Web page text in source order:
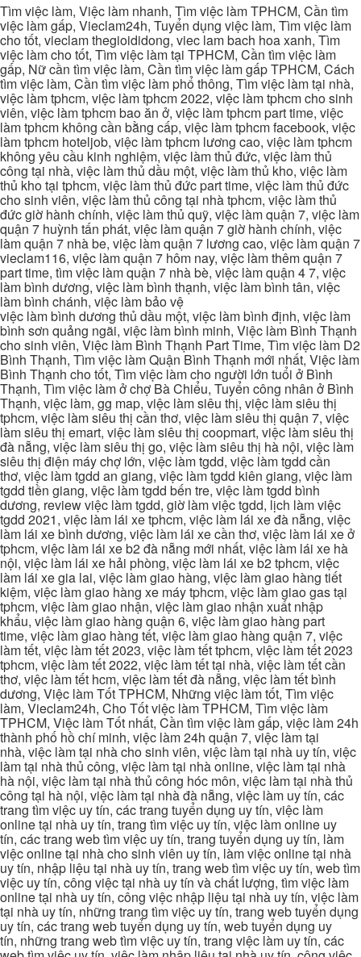
Tìm việc làm, Việc làm nhanh, Tìm việc làm TPHCM, Cần tìm
việc làm gấp, Vieclam24h, Tuyển dụng việc làm, Tìm việc làm
cho tốt, vieclam thegioididong, viec lam bach hoa xanh, Tìm
việc làm cho tốt, Tìm việc làm tại TPHCM, Cần tìm việc làm
gấp, Nữ cần tìm việc làm, Cần tìm việc làm gấp TPHCM, Cách
tìm việc làm, Cần tìm việc làm phổ thông, Tìm việc làm tại nhà,
việc làm tphcm, việc làm tphcm 2022, việc làm tphcm cho sinh
viên, việc làm tphcm bao ăn ở, việc làm tphcm part time, việc
làm tphcm không cần bằng cấp, việc làm tphcm facebook, việc
làm tphcm hoteljob, việc làm tphcm lương cao, việc làm tphcm
không yêu cầu kinh nghiệm, việc làm thủ đức, việc làm thủ
công tại nhà, việc làm thủ dầu một, việc làm thủ kho, việc làm
thủ kho tại tphcm, việc làm thủ đức part time, việc làm thủ đức
cho sinh viên, việc làm thủ công tại nhà tphcm, việc làm thủ
đức giờ hành chính, việc làm thủ quỹ, việc làm quận 7, việc làm
quận 7 huỳnh tấn phát, việc làm quận 7 giờ hành chính, việc
làm quận 7 nhà be, việc làm quận 7 lương cao, việc làm quận 7
vieclam116, việc làm quận 7 hôm nay, việc làm thêm quận 7
part time, tìm việc làm quận 7 nhà bè, việc làm quận 4 7, việc
làm bình dương, việc làm bình thạnh, việc làm bình tân, việc
làm bình chánh, việc làm bảo vệ
việc làm bình dương thủ dầu một, việc làm bình định, việc làm
bình sơn quảng ngãi, việc làm bình minh, Việc làm Bình Thạnh
cho sinh viên, Việc làm Bình Thạnh Part Time, Tìm việc làm D2
Bình Thạnh, Tìm việc làm Quận Bình Thạnh mới nhất, Việc làm
Bình Thạnh cho tốt, Tìm việc làm cho người lớn tuổi ở Bình
Thạnh, Tìm việc làm ở chợ Bà Chiểu, Tuyển công nhân ở Bình
Thạnh, việc làm, gg map, việc làm siêu thị, việc làm siêu thị
tphcm, việc làm siêu thị cần thơ, việc làm siêu thị quận 7, việc
làm siêu thị emart, việc làm siêu thị coopmart, việc làm siêu thị
đà nẵng, việc làm siêu thị go, việc làm siêu thị hà nội, việc làm
siêu thị điện máy chợ lớn, việc làm tgdd, việc làm tgdd cần
thơ, việc làm tgdd an giang, việc làm tgdd kiên giang, việc làm
tgdd tiền giang, việc làm tgdd bến tre, việc làm tgdd bình
dương, review việc làm tgdd, giờ làm việc tgdd, lịch làm việc
tgdd 2021, việc làm lái xe tphcm, việc làm lái xe đà nẵng, việc
làm lái xe bình dương, việc làm lái xe cần thơ, việc làm lái xe ở
tphcm, việc làm lái xe b2 đà nẵng mới nhất, việc làm lái xe hà
nội, việc làm lái xe hải phòng, việc làm lái xe b2 tphcm, việc
làm lái xe gia lai, việc làm giao hàng, việc làm giao hàng tiết
kiệm, việc làm giao hàng xe máy tphcm, việc làm giao gas tại
tphcm, việc làm giao nhận, việc làm giao nhận xuất nhập
khẩu, việc làm giao hàng quận 6, việc làm giao hàng part
time, việc làm giao hàng tết, việc làm giao hàng quận 7, việc
làm tết, việc làm tết 2023, việc làm tết tphcm, việc làm tết 2023
tphcm, việc làm tết 2022, việc làm tết tại nhà, việc làm tết cần
thơ, việc làm tết hcm, việc làm tết đà nẵng, việc làm tết bình
dương, Việc làm Tốt TPHCM, Những việc làm tốt, Tìm việc
làm, Vieclam24h, Cho Tốt việc làm TPHCM, Tìm việc làm
TPHCM, Việc làm Tốt nhất, Cần tìm việc làm gấp, việc làm 24h
thành phố hồ chí minh, việc làm 24h quận 7, việc làm tại
nhà, việc làm tại nhà cho sinh viên, việc làm tại nhà uy tín, việc
làm tại nhà thủ công, việc làm tại nhà online, việc làm tại nhà
hà nội, việc làm tại nhà thủ công hóc môn, việc làm tại nhà thủ
công tại hà nội, việc làm tại nhà đà nẵng, việc làm uy tín, các
trang tìm việc uy tín, các trang tuyển dụng uy tín, việc làm
online tại nhà uy tín, trang tìm việc uy tín, việc làm online uy
tín, các trang web tìm việc uy tín, trang tuyển dụng uy tín, làm
việc online tại nhà cho sinh viên uy tín, làm việc online tại nhà
uy tín, nhập liệu tại nhà uy tín, trang web tìm việc uy tín, web tìm
việc uy tín, công việc tại nhà uy tín và chất lượng, tìm việc làm
online tại nhà uy tín, công việc nhập liệu tại nhà uy tín, việc làm
tại nhà uy tín, những trang tìm việc uy tín, trang web tuyển dụng
uy tín, các trang web tuyển dụng uy tín, web tuyển dụng uy
tín, những trang web tìm việc uy tín, trang việc làm uy tín, các